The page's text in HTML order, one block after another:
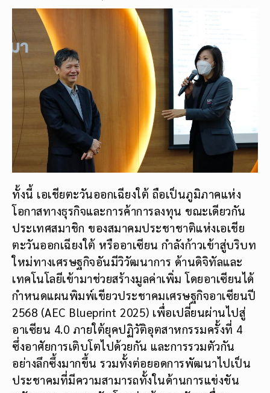
ทั้งนี้ เอเชียตะวันออกเฉียงใต้ ถือเป็นภูมิภาคแห่ง
โอกาสทางธุรกิจและการค้าการลงทุน ขณะเดียวกัน
ประเทศสมาชิก ของสมาคมประชาชาติแห่งเอเชีย
ตะวันออกเฉียงใต้ หรืออาเซียน กำลังก้าวเข้าสู่บริบท
ใหม่ทางเศรษฐกิจอันมีวิวัฒนาการ ด้านดิจิทัลและ
เทคโนโลยีเข้ามาช่วยสร้างมูลค่าเพิ่ม โดยอาเซียนได้
กำหนดแผนพิมพ์เขียวประชาคมเศรษฐกิจอาเซียนปี
2568 (AEC Blueprint 2025) เพื่อเปลี่ยนผ่านไปสู่
อาเซียน 4.0 ภายใต้ยุคปฏิวัติอุตสาหกรรมครั้งที่ 4
ซึ่งอาศัยการเติบโตไปด้วยกัน และการรวมตัวกัน
อย่างลึกซึ้งมากขึ้น รวมทั้งต่อยอดการพัฒนาไปเป็น
ประชาคมที่มีความสามารถทั้งในด้านการแข่งขัน